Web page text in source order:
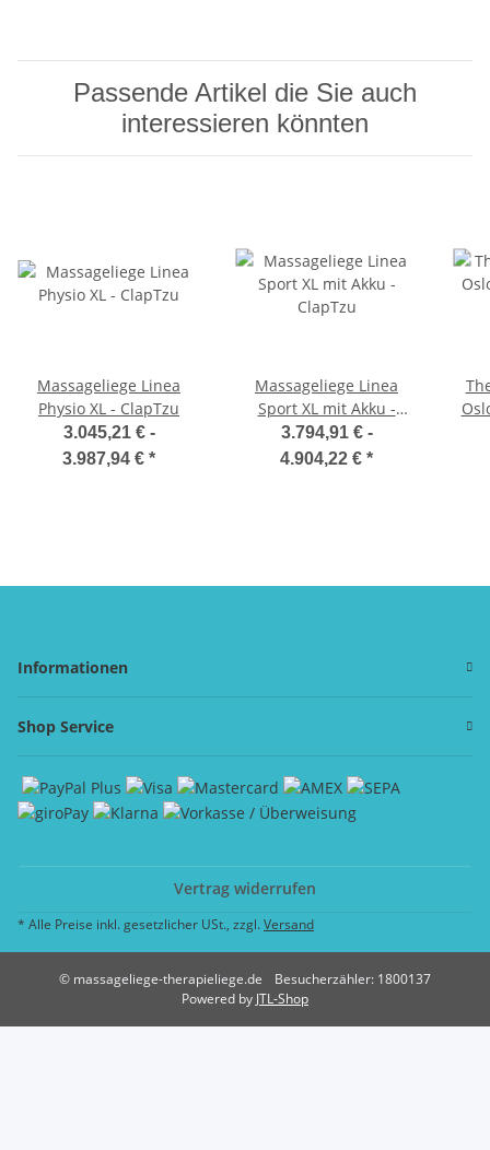
Passende Artikel die Sie auch
interessieren könnten
Massageliege Linea
Physio XL - ClapTzu
3.045,21 € -
3.987,94 € *
Massageliege Linea
Sport XL mit Akku -
ClapTzu
3.794,91 € -
4.904,22 € *
Informationen
Shop Service
Vertrag widerrufen
* Alle Preise inkl. gesetzlicher USt., zzgl.Versand
© massageliege-therapieliege.de
Besucherzähler: 1800137
Powered by JTL-Shop